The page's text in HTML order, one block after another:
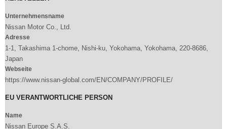
Unternehmensname
Nissan Motor Co., Ltd.
Adresse
1-1, Takashima 1-chome, Nishi-ku, Yokohama, Yokohama, 220-8686,
Japan
Webseite
https://www.nissan-global.com/EN/COMPANY/PROFILE/
EU VERANTWORTLICHE PERSON
Name
Nissan Europe S.A.S.